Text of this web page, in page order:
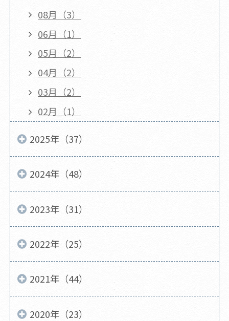
08月（3）
06月（1）
05月（2）
04月（2）
03月（2）
02月（1）
2025年（37）
2024年（48）
2023年（31）
2022年（25）
2021年（44）
2020年（23）